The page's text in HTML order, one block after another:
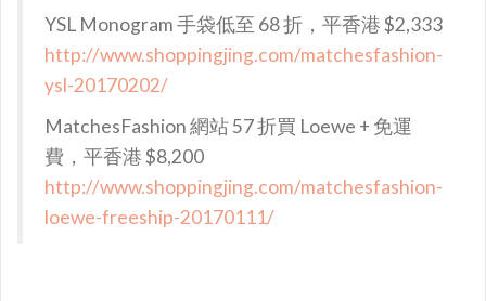
YSL Monogram 手袋低至 68 折，平香港 $2,333
http://www.shoppingjing.com/matchesfashion-
ysl-20170202/
MatchesFashion 網站 57 折買 Loewe + 免運
費，平香港 $8,200
http://www.shoppingjing.com/matchesfashion-
loewe-freeship-20170111/